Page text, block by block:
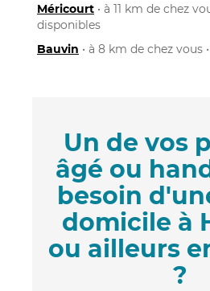
Méricourt • à 11 km de chez
disponibles
Bauvin • à 8 km de chez
Un de vos
âgé ou
besoin
domicile à
ou ailleurs
?